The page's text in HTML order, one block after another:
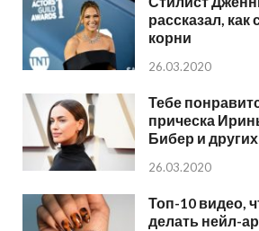
рассказал,
корни
26.03.2020
Тебе
прическа
Бибер и
26.03.2020
Топ-10 видео,
делать нейл-